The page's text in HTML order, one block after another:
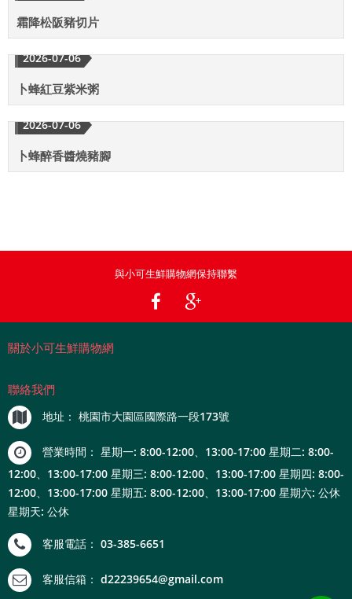
霜降松阪豬切片
2026-07-06
卜蜂紅豆紫米粥
2026-07-06
卜蜂醉香醬燒豬腳
與小可生鮮購物網保持聯繫
關於小可生鮮購物網
聯絡我們
地址： 桃園市大園區國際路一段173號
營業時間： 星期一: 8:00-12:00、13:00-17:00 星期二: 8:00-
12:00、13:00-17:00 星期三: 8:00-12:00、13:00-17:00 星期四: 8:00-
12:00、13:00-17:00 星期五: 8:00-12:00、13:00-17:00 星期六: 公休
星期天: 公休
客服電話： 03-385-6651
客服信箱： d22239654@gmail.com